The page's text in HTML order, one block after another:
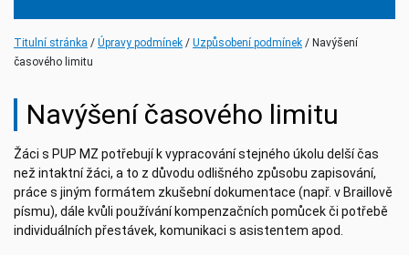
Titulní stránka Úpravy podmínek(current)
Uzpůsobení podmínek(current)
Navýšení
časového limitu
Navýšení časového limitu
Žáci s PUP MZ potřebují k vypracování stejného úkolu delší čas
než intaktní žáci, a to z důvodu odlišného způsobu zapisování,
práce s jiným formátem zkušební dokumentace (např. v Braillově
písmu), dále kvůli používání kompenzačních pomůcek či potřebě
individuálních přestávek, komunikaci s asistentem apod.